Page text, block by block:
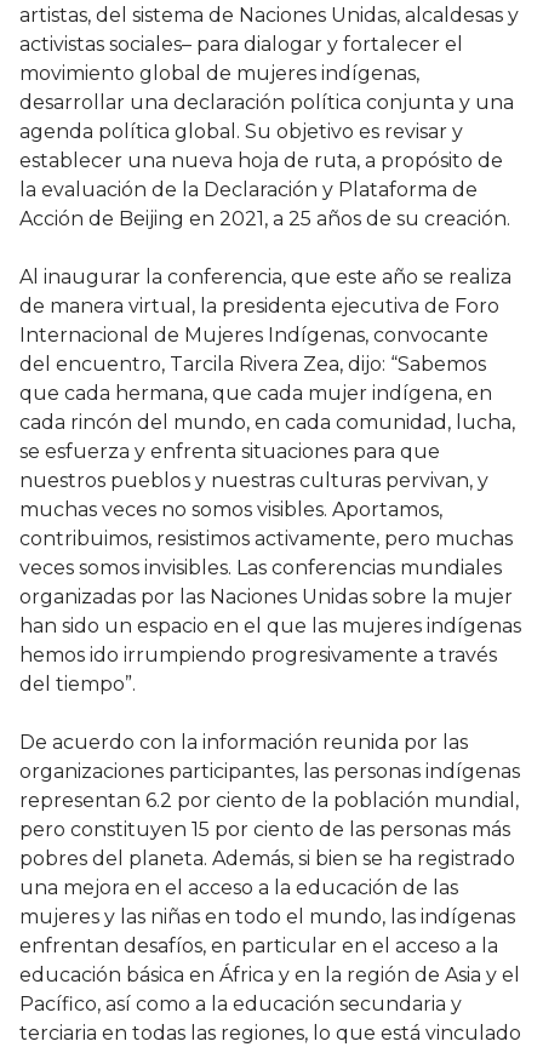
artistas, del sistema de Naciones Unidas, alcaldesas y
activistas sociales– para dialogar y fortalecer el
movimiento global de mujeres indígenas,
desarrollar una declaración política conjunta y una
agenda política global. Su objetivo es revisar y
establecer una nueva hoja de ruta, a propósito de
la evaluación de la Declaración y Plataforma de
Acción de Beijing en 2021, a 25 años de su creación.
Al inaugurar la conferencia, que este año se realiza
de manera virtual, la presidenta ejecutiva de Foro
Internacional de Mujeres Indígenas, convocante
del encuentro, Tarcila Rivera Zea, dijo: “Sabemos
que cada hermana, que cada mujer indígena, en
cada rincón del mundo, en cada comunidad, lucha,
se esfuerza y enfrenta situaciones para que
nuestros pueblos y nuestras culturas pervivan, y
muchas veces no somos visibles. Aportamos,
contribuimos, resistimos activamente, pero muchas
veces somos invisibles. Las conferencias mundiales
organizadas por las Naciones Unidas sobre la mujer
han sido un espacio en el que las mujeres indígenas
hemos ido irrumpiendo progresivamente a través
del tiempo”.
De acuerdo con la información reunida por las
organizaciones participantes, las personas indígenas
representan 6.2 por ciento de la población mundial,
pero constituyen 15 por ciento de las personas más
pobres del planeta. Además, si bien se ha registrado
una mejora en el acceso a la educación de las
mujeres y las niñas en todo el mundo, las indígenas
enfrentan desafíos, en particular en el acceso a la
educación básica en África y en la región de Asia y el
Pacífico, así como a la educación secundaria y
terciaria en todas las regiones, lo que está vinculado